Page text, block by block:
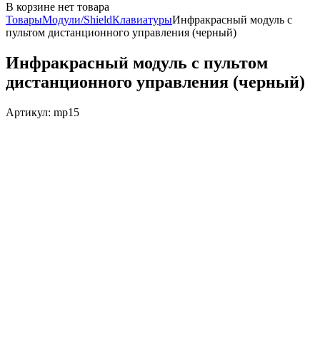
В корзине нет товара
ТоварыМодули/ShieldКлавиатурыИнфракрасный модуль с
пультом дистанционного управления (черный)
Инфракрасный модуль с пультом
дистанционного управления (черный)
Артикул: mp15